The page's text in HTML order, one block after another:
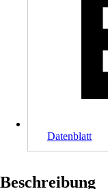
Datenblatt
Beschreibung